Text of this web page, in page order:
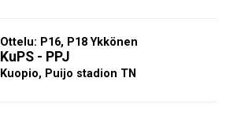
Ottelu: P16, P18 Ykkönen
KuPS - PPJ
Kuopio, Puijo stadion TN